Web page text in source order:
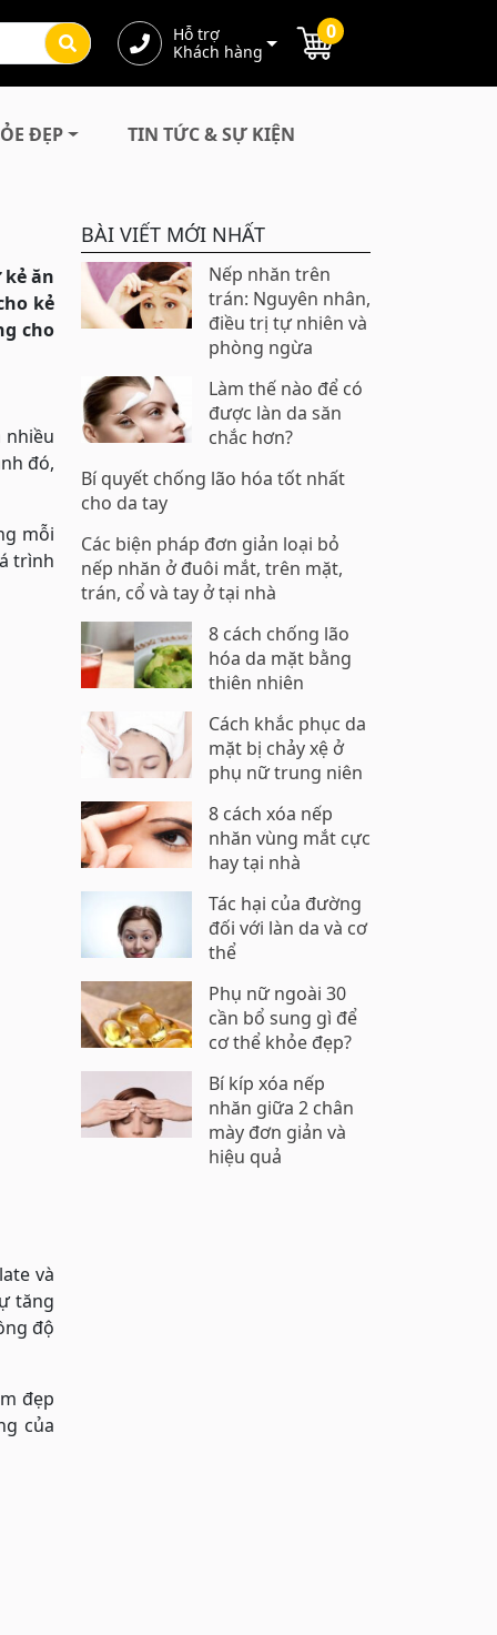
Hỗ trợ
Khách hàng
0
ĐẸP TIN TỨC & SỰ KIỆN
ăn
kẻ
cho
đó,
mỗi
trình
và
tăng
độ
đẹp
của
BÀI VIẾT MỚI NHẤT
Nếp nhăn trên
trán: Nguyên nhân,
điều trị tự nhiên và
phòng ngừa
Làm thế nào để có
được làn da săn
chắc hơn?
Bí quyết chống lão hóa tốt nhất
cho da tay
Các biện pháp đơn giản loại bỏ
nếp nhăn ở đuôi mắt, trên mặt,
trán, cổ và tay ở tại nhà
8 cách chống lão
hóa da mặt bằng
thiên nhiên
Cách khắc phục da
mặt bị chảy xệ ở
phụ nữ trung niên
8 cách xóa nếp
nhăn vùng mắt cực
hay tại nhà
Tác hại của đường
đối với làn da và cơ
thể
Phụ nữ ngoài 30
cần bổ sung gì để
cơ thể khỏe đẹp?
Bí kíp xóa nếp
nhăn giữa 2 chân
mày đơn giản và
hiệu quả